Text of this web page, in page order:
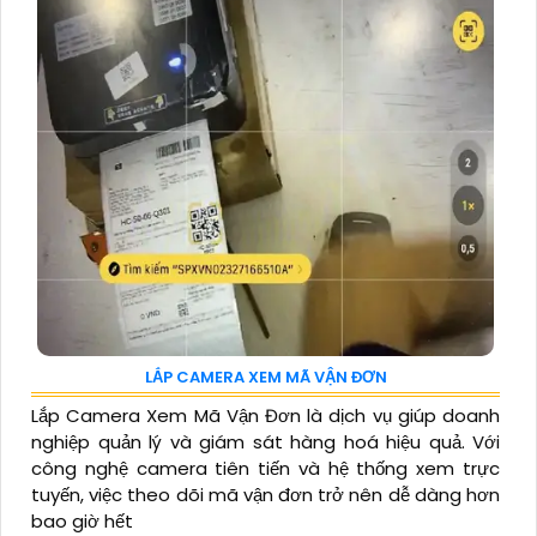
LẮP CAMERA XEM MÃ VẬN ĐƠN
Lắp Camera Xem Mã Vận Đơn là dịch vụ giúp doanh
nghiệp quản lý và giám sát hàng hoá hiệu quả. Với
công nghệ camera tiên tiến và hệ thống xem trực
tuyến, việc theo dõi mã vận đơn trở nên dễ dàng hơn
bao giờ hết